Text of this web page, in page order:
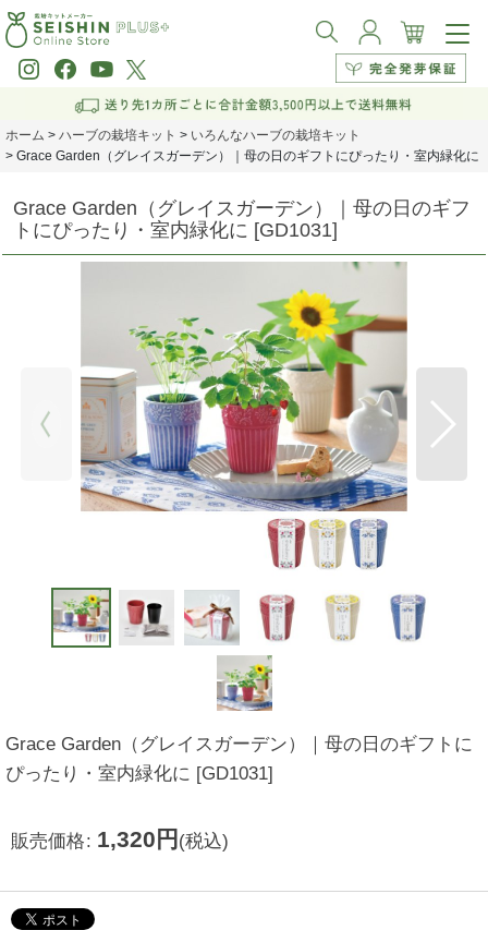
ホーム > ハーブの栽培キット > いろんなハーブの栽培キット
> Grace Garden（グレイスガーデン）｜母の日のギフトにぴったり・室内緑化に
Grace Garden（グレイスガーデン）｜母の日のギフ
トにぴったり・室内緑化に [GD1031]
Grace Garden（グレイスガーデン）｜母の日のギフトに
ぴったり・室内緑化に [GD1031]
販売価格: 1,320 円 (税込)